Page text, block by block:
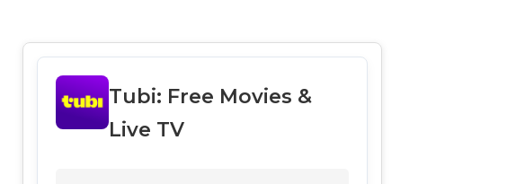
Tubi: Free Movies &
Live TV